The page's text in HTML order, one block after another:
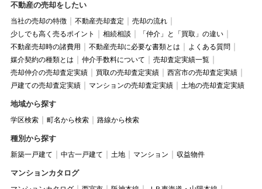
不動産の売却をしたい
当社の売却の特徴 不動産売却査定
売却の流れ
少しでも高く売るポイント
相続相談
「仲介」と「買取」の違い
不動産売却時の諸費用
不動産売却に必要な書類とは
よくある質問
媒介契約の種類とは
仲介手数料について
売却査定実績一覧
売却仲介の売却査定実績
買取の売却査定実績
西宮市の売却査定実績
戸建ての売却査定実績
マンションの売却査定実績 土地の売却査定実績
地域から探す
学区検索 町名から検索 路線から検索
種別から探す
新築一戸建て 中古一戸建て 土地 マンション 収益物件
マンションカタログ